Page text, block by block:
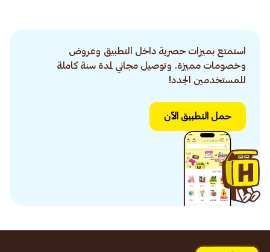
استمتع بميزات حصرية داخل التطبيق وعروض
وخصومات مميزة. وتوصيل مجاني لمدة سنة كاملة
للمستخدمين الجدد!
حمل التطبيق الآن